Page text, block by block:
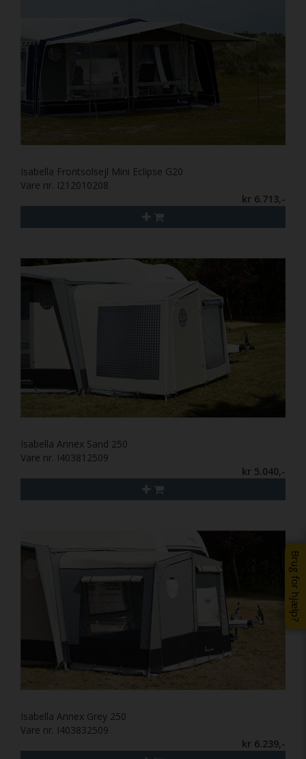
Brug for hjælp?
Isabella Frontsolsejl Mini Eclipse G20
Vare nr. I212010208
kr 6.713,-
Isabella Annex Sand 250
Vare nr. I403812509
kr 5.040,-
Isabella Annex Grey 250
Vare nr. I403832509
kr 6.239,-